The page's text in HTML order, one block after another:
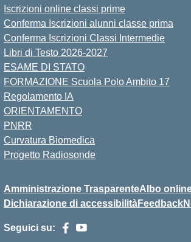
Iscrizioni online classi prime
Conferma Iscrizioni alunni classe prima
Conferma Iscrizioni Classi Intermedie
Libri di Testo 2026-2027
ESAME DI STATO
FORMAZIONE Scuola Polo Ambito 17
Regolamento IA
ORIENTAMENTO
PNRR
Curvatura Biomedica
Progetto Radiosonde
Amministrazione TrasparenteAlbo
Dichiarazione di accessibilitàFeedback
Seguici su: